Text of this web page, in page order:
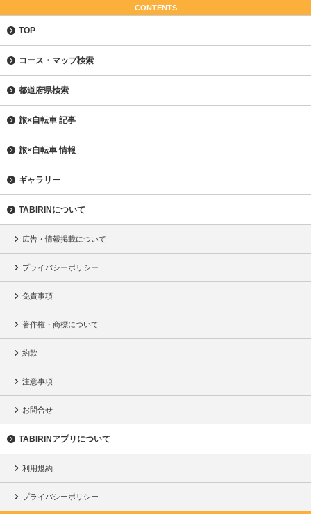
CONTENTS
TOP
コース・マップ検索
都道府県検索
旅×自転車 記事
旅×自転車 情報
ギャラリー
TABIRINについて
広告・情報掲載について
プライバシーポリシー
免責事項
著作権・商標について
約款
注意事項
お問合せ
TABIRINアプリについて
利用規約
プライバシーポリシー